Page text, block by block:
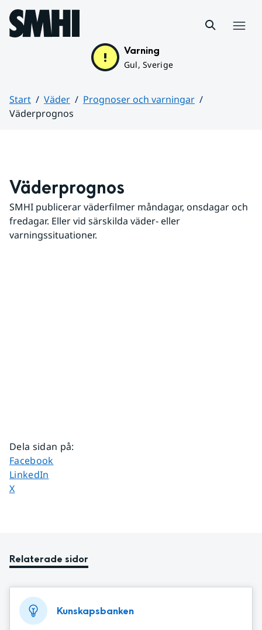
Hoppa till sidans innehåll
Varning
Gul, Sverige
Start Väder
Prognoser och varningar
Väderprognos
Väderprognos
SMHI publicerar väderfilmer måndagar, onsdagar och
fredagar. Eller vid särskilda väder- eller
varningssituationer.
Dela sidan på:
Dela sidan på
Facebook
Dela sidan på
LinkedIn
Dela sidan på
X
Relaterade sidor
Kunskapsbanken